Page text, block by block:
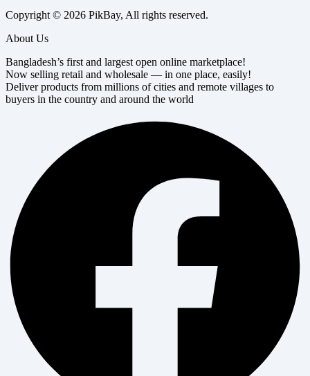
Copyright © 2026 PikBay, All rights reserved.
About Us
Bangladesh’s first and largest open online marketplace!
Now selling retail and wholesale — in one place, easily!
Deliver products from millions of cities and remote villages to
buyers in the country and around the world